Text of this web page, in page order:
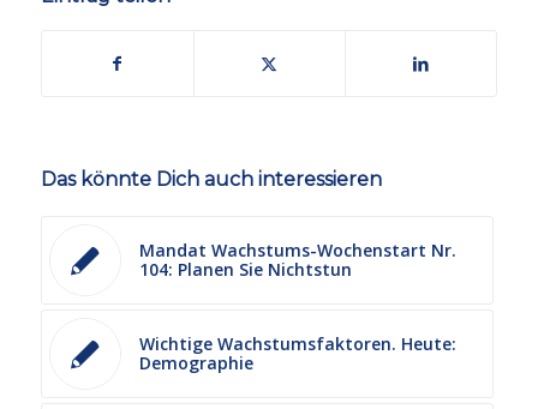
Das könnte Dich auch interessieren
Mandat Wachstums-Wochenstart Nr.
104: Planen Sie Nichtstun
Wichtige Wachstumsfaktoren. Heute:
Demographie